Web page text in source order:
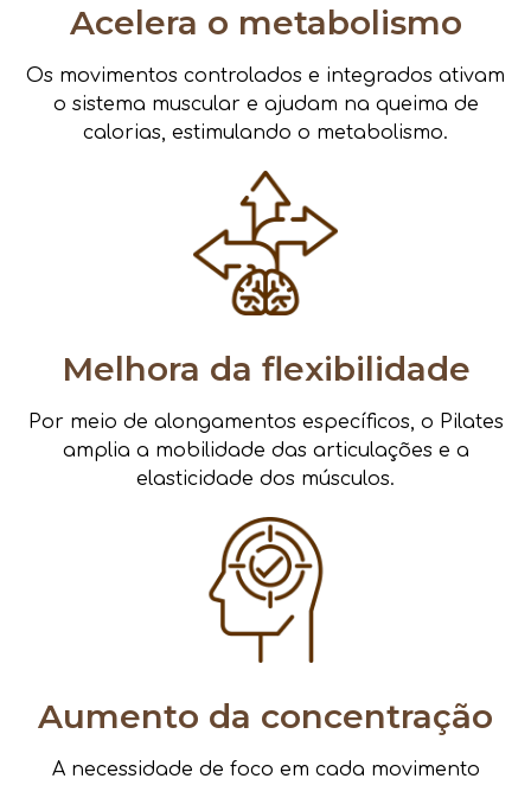
Acelera o metabolismo
Os movimentos controlados e integrados ativam
o sistema muscular e ajudam na queima de
calorias, estimulando o metabolismo.
Melhora da flexibilidade
Por meio de alongamentos específicos, o Pilates
amplia a mobilidade das articulações e a
elasticidade dos músculos.
Aumento da concentração
A necessidade de foco em cada movimento